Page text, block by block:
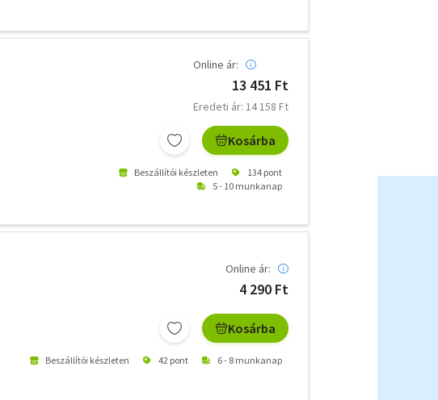
Online ár:
13 451 Ft
Eredeti ár: 14 158 Ft
Kosárba
Beszállítói készleten
134 pont
5 - 10 munkanap
Online ár:
4 290 Ft
Kosárba
Beszállítói készleten 42 pont 6 - 8 munkanap